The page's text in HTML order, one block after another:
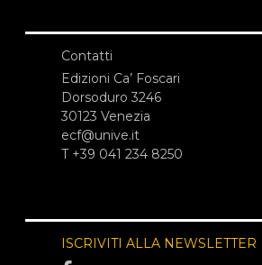
Contatti
Edizioni Ca’ Foscari
Dorsoduro 3246
30123 Venezia
ecf@unive.it
T +39 041 234 8250
ISCRIVITI ALLA NEWSLETTER